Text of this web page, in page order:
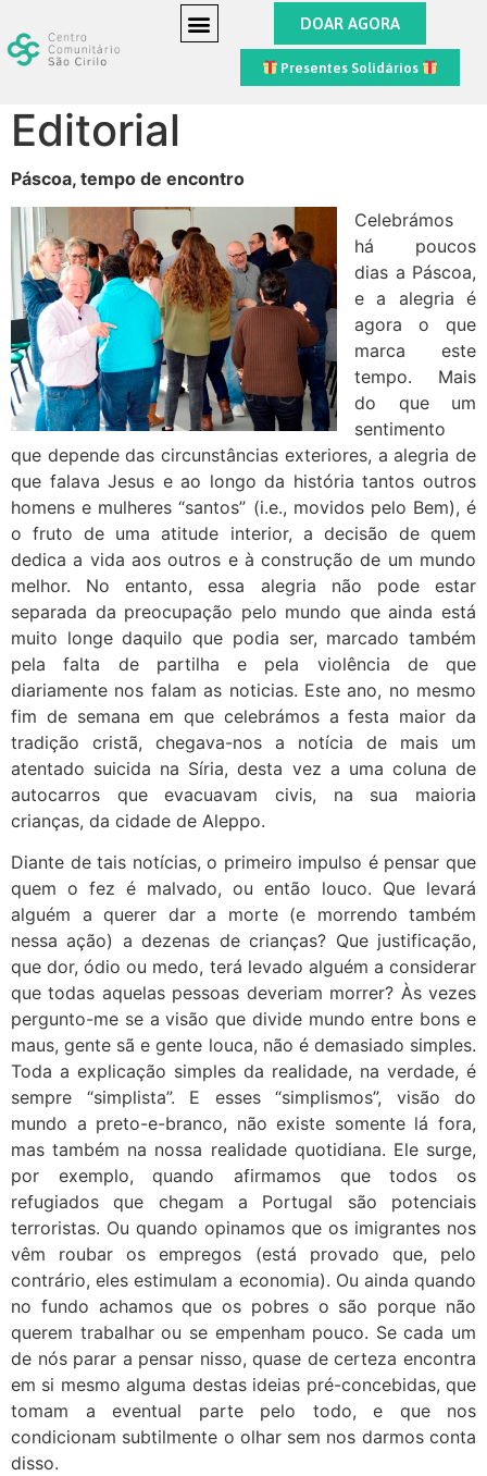
DOAR AGORA
Presentes Solidários
Editorial
Páscoa, tempo de encontro
Celebrámos
há poucos
dias a Páscoa,
e a alegria é
agora o que
marca este
tempo. Mais
do que um
sentimento
que depende das circunstâncias exteriores, a alegria de
que falava Jesus e ao longo da história tantos outros
homens e mulheres “santos” (i.e., movidos pelo Bem), é
o fruto de uma atitude interior, a decisão de quem
dedica a vida aos outros e à construção de um mundo
melhor. No entanto, essa alegria não pode estar
separada da preocupação pelo mundo que ainda está
muito longe daquilo que podia ser, marcado também
pela falta de partilha e pela violência de que
diariamente nos falam as noticias. Este ano, no mesmo
fim de semana em que celebrámos a festa maior da
tradição cristã, chegava-nos a notícia de mais um
atentado suicida na Síria, desta vez a uma coluna de
autocarros que evacuavam civis, na sua maioria
crianças, da cidade de Aleppo.
Diante de tais notícias, o primeiro impulso é pensar que
quem o fez é malvado, ou então louco. Que levará
alguém a querer dar a morte (e morrendo também
nessa ação) a dezenas de crianças? Que justificação,
que dor, ódio ou medo, terá levado alguém a considerar
que todas aquelas pessoas deveriam morrer? Às vezes
pergunto-me se a visão que divide mundo entre bons e
maus, gente sã e gente louca, não é demasiado simples.
Toda a explicação simples da realidade, na verdade, é
sempre “simplista”. E esses “simplismos”, visão do
mundo a preto-e-branco, não existe somente lá fora,
mas também na nossa realidade quotidiana. Ele surge,
por exemplo, quando afirmamos que todos os
refugiados que chegam a Portugal são potenciais
terroristas. Ou quando opinamos que os imigrantes nos
vêm roubar os empregos (está provado que, pelo
contrário, eles estimulam a economia). Ou ainda quando
no fundo achamos que os pobres o são porque não
querem trabalhar ou se empenham pouco. Se cada um
de nós parar a pensar nisso, quase de certeza encontra
em si mesmo alguma destas ideias pré-concebidas, que
tomam a eventual parte pelo todo, e que nos
condicionam subtilmente o olhar sem nos darmos conta
disso.